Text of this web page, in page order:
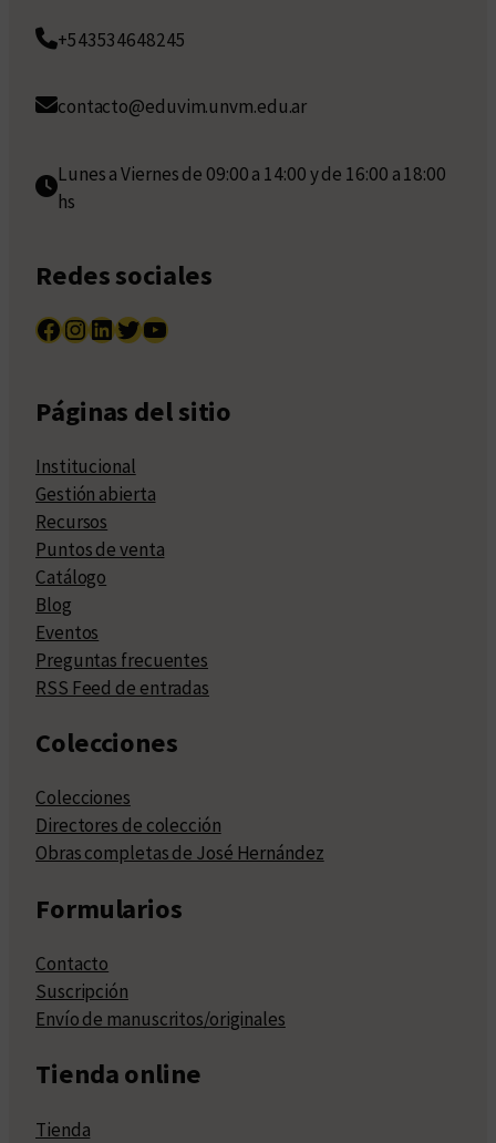
+543534648245
contacto@eduvim.unvm.edu.ar
Lunes a Viernes de 09:00 a 14:00 y de 16:00 a 18:00
hs
Redes sociales
Facebook InstagramLinkedIn Twitter YouTube
Páginas del sitio
Institucional
Gestión abierta
Recursos
Puntos de venta
Catálogo
Blog
Eventos
Preguntas frecuentes
RSS Feed de entradas
Colecciones
Colecciones
Directores de colección
Obras completas de José Hernández
Formularios
Contacto
Suscripción
Envío de manuscritos/originales
Tienda online
Tienda